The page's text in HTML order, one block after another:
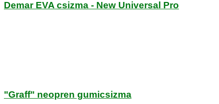
Demar EVA csizma - New Universal Pro
"Graff" neopren gumicsizma